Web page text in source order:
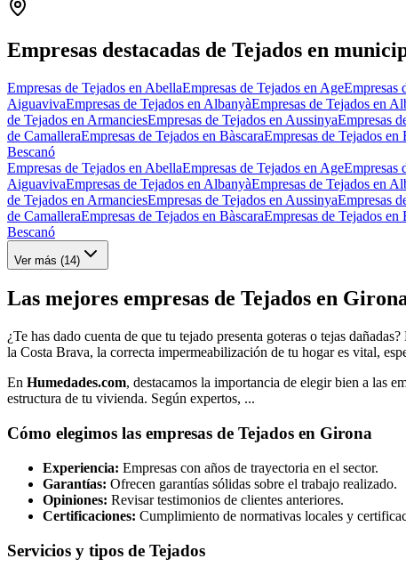
−
Empresas destacadas de Tejados en
Empresas de Tejados en AbellaEmpresas de Tejados en AgeEmpresas
AiguavivaEmpresas de Tejados en AlbanyàEmpresas de Tejados en
de Tejados en ArmanciesEmpresas de Tejados en AussinyaEmpresas
de CamalleraEmpresas de Tejados en BàscaraEmpresas de Tejados en
Bescanó
Empresas de Tejados en AbellaEmpresas de Tejados en AgeEmpresas
AiguavivaEmpresas de Tejados en AlbanyàEmpresas de Tejados en
de Tejados en ArmanciesEmpresas de Tejados en AussinyaEmpresas
de CamalleraEmpresas de Tejados en BàscaraEmpresas de Tejados en
Bescanó
Ver más (14)
Las mejores empresas de Tejados en
¿Te has dado cuenta de que tu tejado presenta goteras o tejas
la Costa Brava, la correcta impermeabilización de tu hogar es vital,
En Humedades.com, destacamos la importancia de elegir bien a las
estructura de tu vivienda. Según expertos, ...
Cómo elegimos las empresas de Tejados en Girona
Experiencia: Empresas con años de trayectoria en el sector.
Garantías: Ofrecen garantías sólidas sobre el trabajo realizado.
Opiniones: Revisar testimonios de clientes anteriores.
Certificaciones: Cumplimiento de normativas locales y
Servicios y tipos de Tejados